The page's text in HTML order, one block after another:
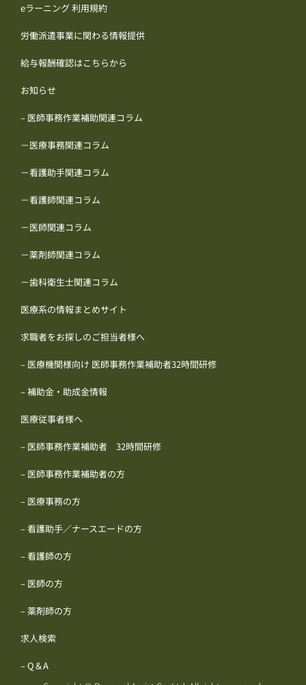
eラーニング 利用規約
労働派遣事業に関わる情報提供
給与報酬確認はこちらから
お知らせ
– 医師事務作業補助関連コラム
－医療事務関連コラム
－看護助手関連コラム
－看護師関連コラム
－医師関連コラム
－薬剤師関連コラム
－歯科衛生士関連コラム
医療系の情報まとめサイト
求職者をお探しのご担当者様へ
– 医療機関様向け 医師事務作業補助者32時間研修
– 補助金・助成金情報
医療従事者様へ
– 医師事務作業補助者 32時間研修
– 医師事務作業補助者の方
– 医療事務の方
– 看護助手／ナースエードの方
– 看護師の方
– 医師の方
– 薬剤師の方
求人検索
– Q＆A